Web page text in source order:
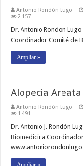
Antonio Rondón Lugo
2,157
Dr. Antonio Rondon
Coordinador Comité de
Ampliar »
Alopecia
Antonio Rondón Lugo
1,491
Dr. Antonio J. Rondón
Biomedicina